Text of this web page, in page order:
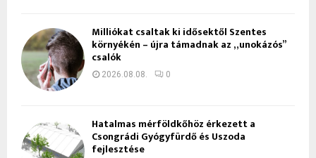
Milliókat csaltak ki idősektől Szentes
környékén – újra támadnak az „unokázós”
csalók
2026.08.08. 0
Hatalmas mérföldkőhöz érkezett a
Csongrádi Gyógyfürdő és Uszoda
fejlesztése